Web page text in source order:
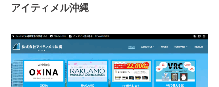
アイティメル沖縄